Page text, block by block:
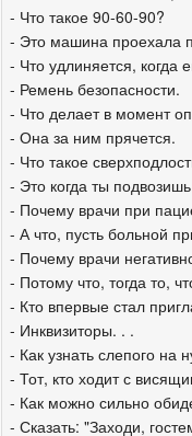
- Что такое 90-60-90?
- Это машина проехала
- Что удлиняется, когда
- Ремень безопасности.
- Что делает в момент
- Она за ним прячется.
- Что такое
- Это когда ты
- Почему врачи при
- А что, пусть больной
- Почему врачи
- Потому что, тогда то,
- Кто впервые стал
- Инквизиторы. . .
- Как узнать слепого на
- Тот, кто ходит с
- Как можно сильно
- Сказать: "Заходи,